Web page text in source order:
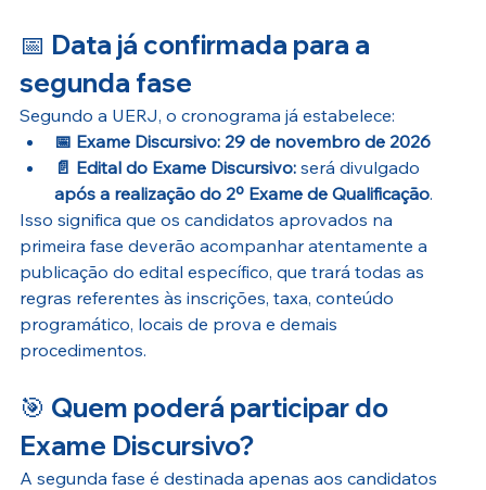
📅 Data já confirmada para a
segunda fase
Segundo a UERJ, o cronograma já estabelece:
📅 Exame Discursivo: 29 de novembro de 2026
📄 Edital do Exame Discursivo: será divulgado
após a realização do 2º Exame de Qualificação.
Isso significa que os candidatos aprovados na
primeira fase deverão acompanhar atentamente a
publicação do edital específico, que trará todas as
regras referentes às inscrições, taxa, conteúdo
programático, locais de prova e demais
procedimentos.
🎯 Quem poderá participar do
Exame Discursivo?
A segunda fase é destinada apenas aos candidatos